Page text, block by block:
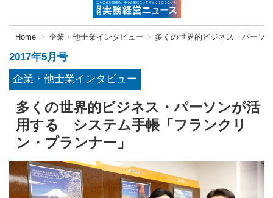
Home 企業・他士業インタビュー 多くの世界的ビジネス・パーソ
2017年5月号
企業・他士業インタビュー
多くの世界的ビジネス・パーソンが活
用する システム手帳「フランクリ
ン・プランナー」